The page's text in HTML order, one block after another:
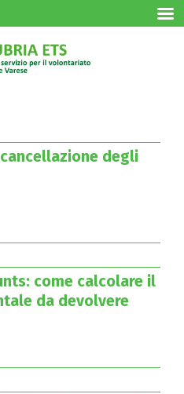
degli
come calcolare il
da devolvere